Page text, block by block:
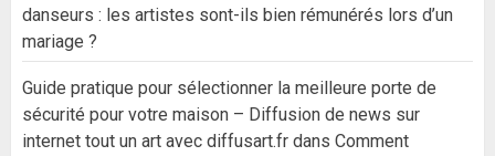
danseurs : les artistes sont-ils bien rémunérés lors d’un
mariage ?
Guide pratique pour sélectionner la meilleure porte de
sécurité pour votre maison – Diffusion de news sur
internet tout un art avec diffusart.fr dans Comment